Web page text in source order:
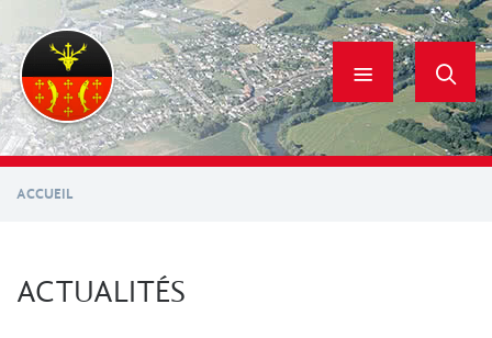
contenu
principal
ACCUEIL
ACTUALITÉS